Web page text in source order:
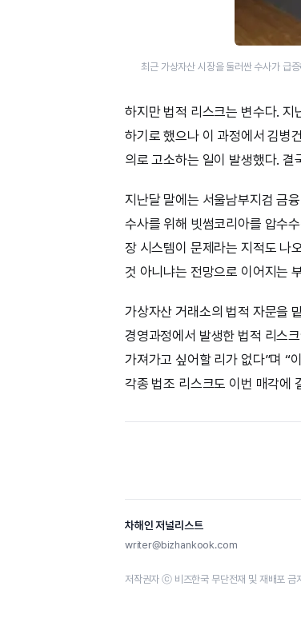
최근 가상자산 시장을 둘러싼 수사가 급
하지만 법적 리스크는 변수다.
하기로 했으나 이 과정에서 김병
의로 고소하는 일이 발생했다.
지난달 말에는 서울남부지검 금
수사를 위해 빗썸코리아를 압수
장 시스템이 문제라는 지적도 나
것 아니냐는 전망으로 이어지는
가상자산 거래소의 법적 자문을
경영과정에서 발생한 법적 리스
가져가고 싶어할 리가 없다”며 “
각종 법조 리스크도 이번 매각에
차해인 저널리스트
writer@bizhankook.com
저작권자 ⓒ 비즈한국 무단전재 및 재배포 금지